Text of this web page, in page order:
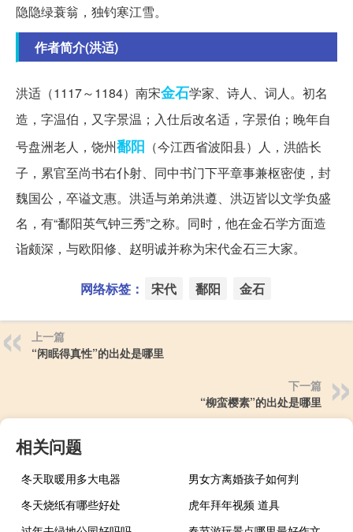
隐隐绿蓑翁，独钓寒江雪。
作者简介(洪适)
洪适（1117～1184）南宋金石学家、诗人、词人。初名
造，字温伯，又字景温；入仕后改名适，字景伯；晚年自
号盘洲老人，饶州鄱阳 （今江西省波阳县）人，洪皓长
子，累官至尚书右仆射、同中书门下平章事兼枢密使，封
魏国公，卒谥文惠。洪适与弟弟洪遵、洪迈皆以文学负盛
名，有“鄱阳英气钟三秀”之称。同时，他在金石学方面造
诣颇深，与欧阳修、赵明诚并称为宋代金石三大家。
网络标签： 宋代 鄱阳 金石
上一篇
“闲眠得真性”的出处是哪里
下一篇
“柳蛮樱素”的出处是哪里
相关问题
冬天取暖用多大电器
男女方离婚孩子如何判
冬天烧纸有哪些好处
虎年拜年视频 道具